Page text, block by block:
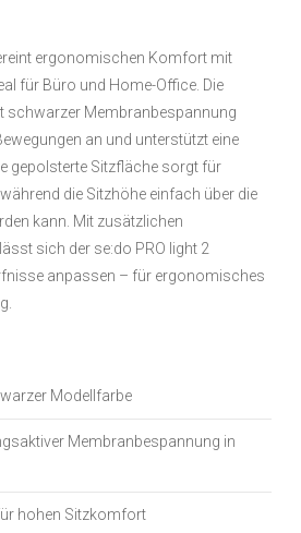
ergonomischen Komfort mit
für Büro und Home-Office. Die
schwarzer Membranbespannung
an und unterstützt eine
gepolsterte Sitzfläche sorgt für
die Sitzhöhe einfach über die
kann. Mit zusätzlichen
sich der se:do PRO light 2
anpassen – für ergonomisches
Modellfarbe
Membranbespannung in
hohen Sitzkomfort